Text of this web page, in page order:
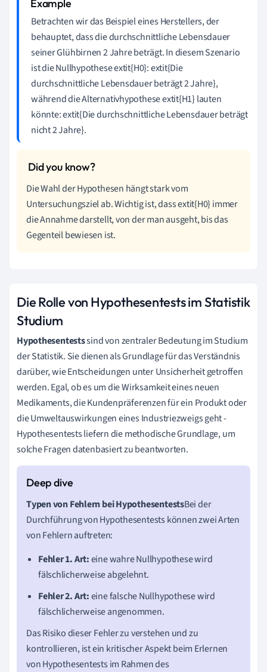
Betrachten wir das Beispiel eines Herstellers, der
behauptet, dass die durchschnittliche Lebensdauer
seiner Glühbirnen 2 Jahre beträgt. In diesem Szenario
ist die Nullhypothese extit{H0}: extit{Die
durchschnittliche Lebensdauer beträgt 2 Jahre},
während die Alternativhypothese extit{H1} lauten
könnte: extit{Die durchschnittliche Lebensdauer beträgt
nicht 2 Jahre}.
Die Wahl der Hypothesen hängt stark vom
Untersuchungsziel ab. Wichtig ist, dass extit{H0} immer
die Annahme darstellt, von der man ausgeht, bis das
Gegenteil bewiesen ist.
Die Rolle von Hypothesentests im Statistik
Studium
Hypothesentestssind von zentraler Bedeutung im Studium
der Statistik. Sie dienen als Grundlage für das Verständnis
darüber, wie Entscheidungen unter Unsicherheit getroffen
werden. Egal, ob es um die Wirksamkeit eines neuen
Medikaments, die Kundenpräferenzen für ein Produkt oder
die Umweltauswirkungen eines Industriezweigs geht -
Hypothesentests liefern die methodische Grundlage, um
solche Fragen datenbasiert zu beantworten.
Typen von Fehlern bei HypothesentestsBei der
Durchführung von Hypothesentests können zwei Arten
von Fehlern auftreten:
Fehler 1. Art:eine wahre Nullhypothese wird
fälschlicherweise abgelehnt.
Fehler 2. Art:eine falsche Nullhypothese wird
fälschlicherweise angenommen.
Das Risiko dieser Fehler zu verstehen und zu
kontrollieren, ist ein kritischer Aspekt beim Erlernen
von Hypothesentests im Rahmen des